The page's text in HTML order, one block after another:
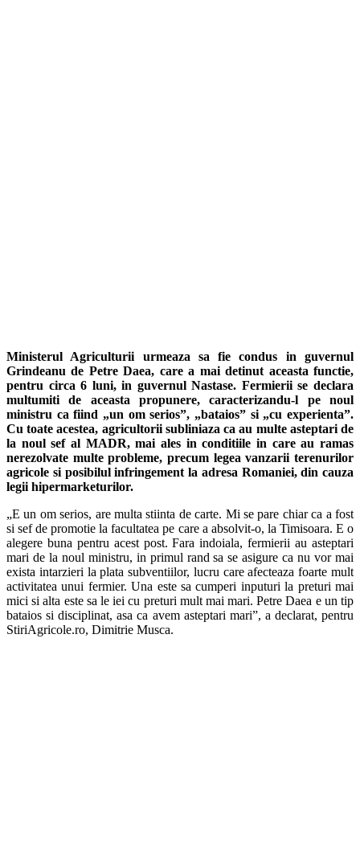
Ministerul Agriculturii urmeaza sa fie condus in guvernul
Grindeanu de Petre Daea, care a mai detinut aceasta functie,
pentru circa 6 luni, in guvernul Nastase. Fermierii se declara
multumiti de aceasta propunere, caracterizandu-l pe noul
ministru ca fiind „un om serios”, „bataios” si „cu experienta”.
Cu toate acestea, agricultorii subliniaza ca au multe asteptari de
la noul sef al MADR, mai ales in conditiile in care au ramas
nerezolvate multe probleme, precum legea vanzarii terenurilor
agricole si posibilul infringement la adresa Romaniei, din cauza
legii hipermarketurilor.
„E un om serios, are multa stiinta de carte. Mi se pare chiar ca a fost
si sef de promotie la facultatea pe care a absolvit-o, la Timisoara. E o
alegere buna pentru acest post. Fara indoiala, fermierii au asteptari
mari de la noul ministru, in primul rand sa se asigure ca nu vor mai
exista intarzieri la plata subventiilor, lucru care afecteaza foarte mult
activitatea unui fermier. Una este sa cumperi inputuri la preturi mai
mici si alta este sa le iei cu preturi mult mai mari. Petre Daea e un tip
bataios si disciplinat, asa ca avem asteptari mari”, a declarat, pentru
StiriAgricole.ro, Dimitrie Musca.